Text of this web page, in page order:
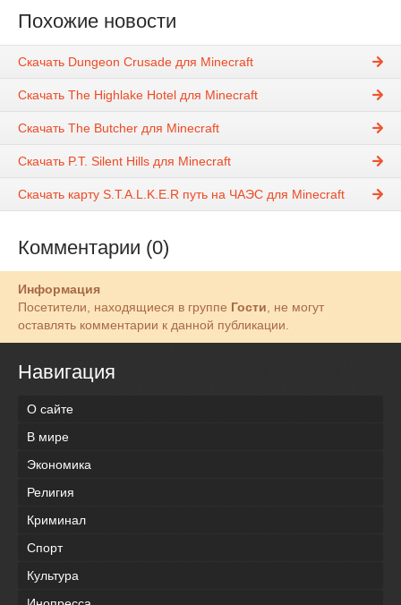
Похожие новости
Скачать Dungeon Crusade для Minecraft
Скачать The Highlake Hotel для Minecraft
Скачать The Butcher для Minecraft
Скачать P.T. Silent Hills для Minecraft
Скачать карту S.T.A.L.K.E.R путь на ЧАЭС для Minecraft
Комментарии (0)
Информация
Посетители, находящиеся в группе Гости , не могут
оставлять комментарии к данной публикации.
Навигация
О сайте
В мире
Экономика
Религия
Криминал
Спорт
Культура